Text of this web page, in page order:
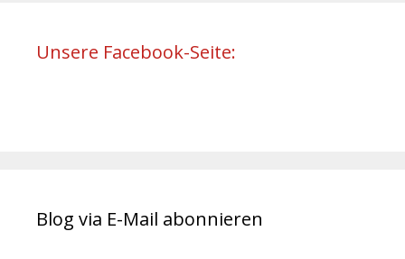
Unsere Facebook-Seite:
Blog via E-Mail abonnieren